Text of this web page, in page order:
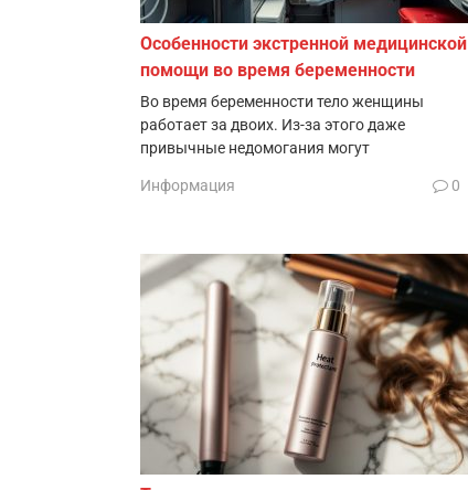
Особенности экстренной медицинской
помощи во время беременности
Во время беременности тело женщины
работает за двоих. Из-за этого даже
привычные недомогания могут
Информация 0